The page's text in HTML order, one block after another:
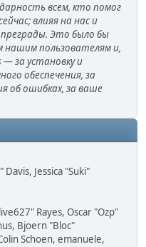
всем, кто помог
влияя на нас и
Это было бы
нашим пользователям и,
— за установку и
обеспечения, за
об ошибках, за ваше
Jessica "Suki"
Rayes, Oscar "Ozp"
Bjoern "Bloc"
Schoen, emanuele,